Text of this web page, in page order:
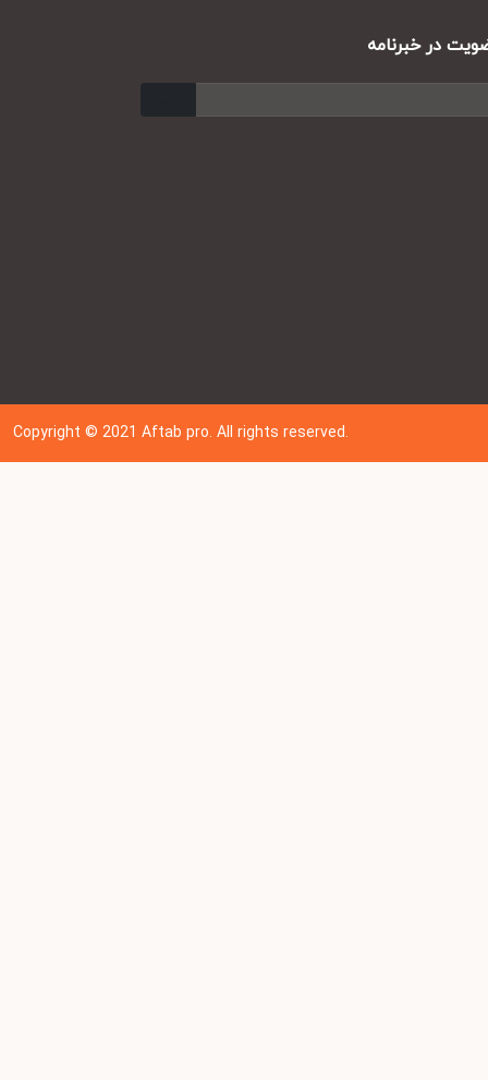
در خبرنامه
Copyright © 202 1Aftab pro. All rights reserved.